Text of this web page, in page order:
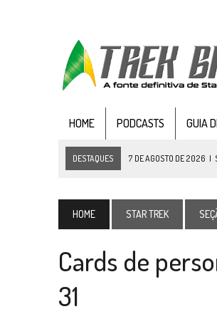
HOME PODCASTS GUIA
DESTAQUES 7 DE AGOSTO DE 2026 |
BALDE DO ODO
4 DE AGOSTO DE 2026 | REVISITANDO
3 DE AGOSTO DE 2026 VEJA FOTOS
PARAMOUNT E
HOME STAR TREK
Cards de
31